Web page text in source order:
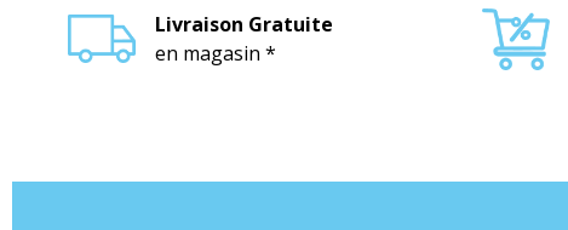
Livraison Gratuite
en magasin *